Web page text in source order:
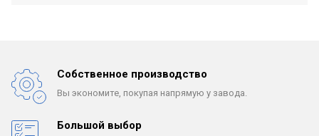
Собственное производство
Вы экономите, покупая напрямую у завода.
Большой выбор